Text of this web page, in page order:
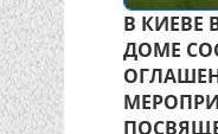
В КИЕВЕ
ДОМЕ